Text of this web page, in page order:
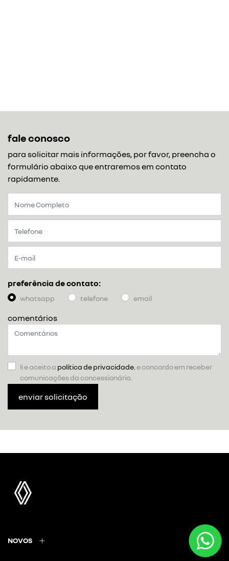
fale conosco
para solicitar mais informações, por favor, preencha o
formulário abaixo que entraremos em contato
rapidamente.
preferência de contato:
whatsapp telefone email
comentários
li e aceito a política de privacidade. e concordo em receber
comunicações da concessionária.
enviar solicitação
NOVOS